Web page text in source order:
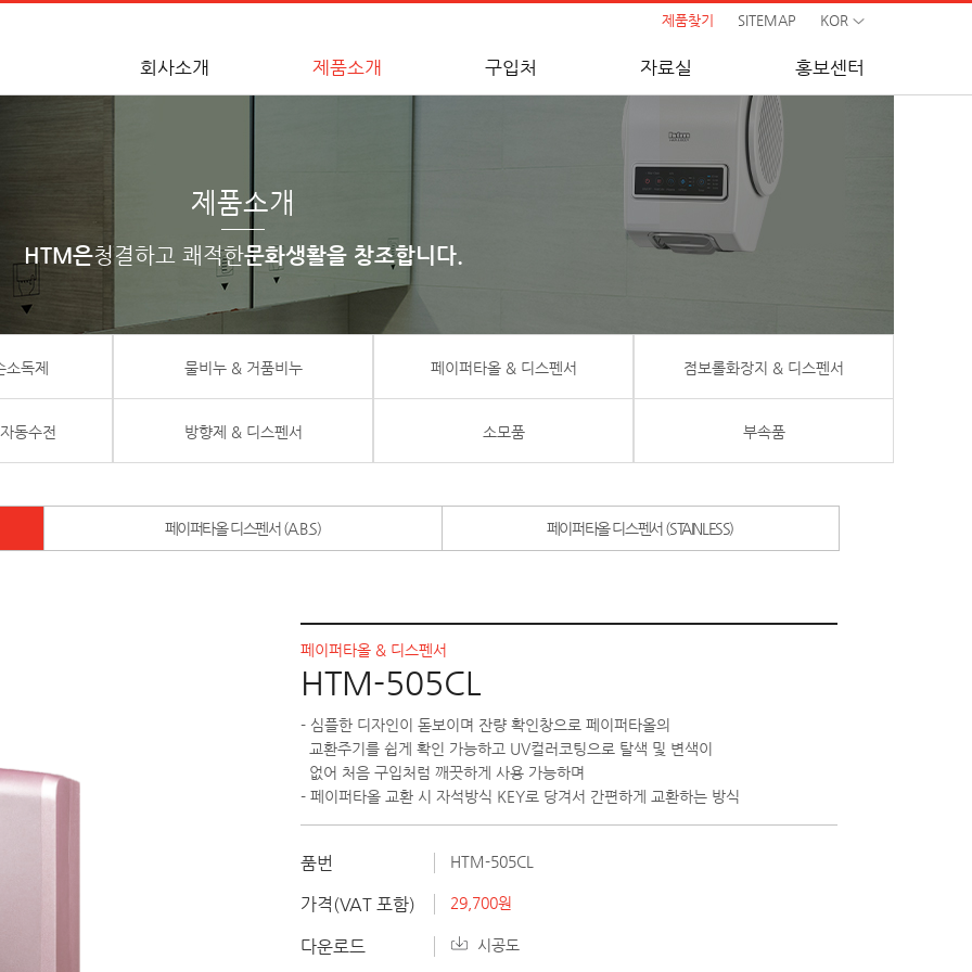
제품찾기 SITEMAP KOR
회사소개 제품소개 구입처 자료실 홍보센터
제품소개
HTM은청결하고 쾌적한문화생활을 창조합니다.
독제 물비누 & 거품비누 페이퍼타올 & 디스펜서 점보롤화장지 & 디스펜서
동수전 방향제 & 디스펜서 소모품 부속품
페이퍼타올 디스펜서 (A.B.S) 페이퍼타올 디스펜서 (STAINLESS)
페이퍼타올 & 디스펜서
HTM-505CL
- 심플한 디자인이 돋보이며 잔량 확인창으로 페이퍼타올의
교환주기를 쉽게 확인 가능하고 UV컬러코팅으로 탈색 및 변색이
없어 처음 구입처럼 깨끗하게 사용 가능하며
- 페이퍼타올 교환 시 자석방식 KEY로 당겨서 간편하게 교환하는 방식
품번 HTM-505CL
가격(VAT 포함) 29,700원
다운로드 시공도